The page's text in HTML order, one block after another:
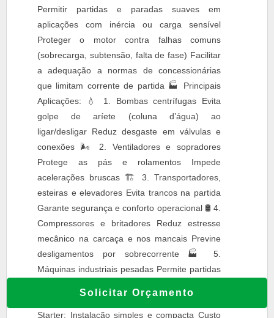
Permitir partidas e paradas suaves em
aplicações com inércia ou carga sensível
Proteger o motor contra falhas comuns
(sobrecarga, subtensão, falta de fase) Facilitar
a adequação a normas de concessionárias
que limitam corrente de partida 🏭 Principais
Aplicações: 💧 1. Bombas centrífugas Evita
golpe de aríete (coluna d’água) ao
ligar/desligar Reduz desgaste em válvulas e
conexões 🌬 2. Ventiladores e sopradores
Protege as pás e rolamentos Impede
acelerações bruscas 🏗 3. Transportadores,
esteiras e elevadores Evita trancos na partida
Garante segurança e conforto operacional 🛢 4.
Compressores e britadores Reduz estresse
mecânico na carcaça e nos mancais Previne
desligamentos por sobrecorrente 🏭 5.
Máquinas industriais pesadas Permite partidas
na rede elétrica da planta ✅ Vantagens do Soft
Starter: Instalação simples e compacta Custo
Solicitar Orçamento